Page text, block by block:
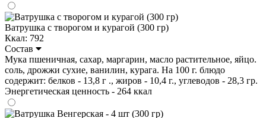
Ватрушка с творогом и курагой (300 гр)
Ккал: 792
Состав
Мука пшеничная, сахар, маргарин, масло растительное, яйцо.
соль, дрожжи сухие, ванилин, курага. На 100 г. блюдо
содержит: белков - 13,8 г ., жиров - 10,4 г., углеводов - 28,3 гр.
Энергетическая ценность - 264 ккал